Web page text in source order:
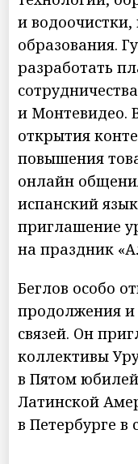
и водоочистки,
образования.
разработать
и Монтевидео.
открытия
повышения
онлайн
испанский
приглашение
на праздник
Беглов особо
продолжения и
связей. Он
коллективы
в Пятом
Латинской
в Петербурге